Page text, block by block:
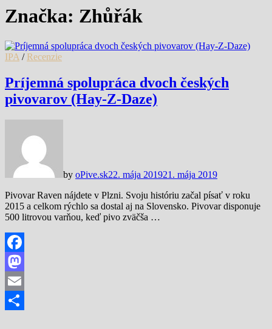
Značka: Zhůřák
IPA / Recenzie
Príjemná spolupráca dvoch českých
pivovarov (Hay-Z-Daze)
by oPive.sk22. mája 201921. mája 2019
Pivovar Raven nájdete v Plzni. Svoju históriu začal písať v roku
2015 a celkom rýchlo sa dostal aj na Slovensko. Pivovar disponuje
500 litrovou varňou, keď pivo zväčša …
Facebook
Mastodon
Email